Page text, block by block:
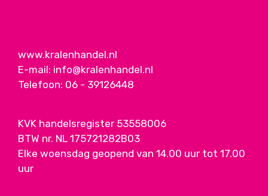
www.kralenhandel.nl
E-mail: info@kralenhandel.nl
Telefoon: 06 - 39126448
KVK handelsregister 53558006
BTW nr. NL 175721282B03
Elke woensdag geopend van 14.00 uur tot 17.00
uur